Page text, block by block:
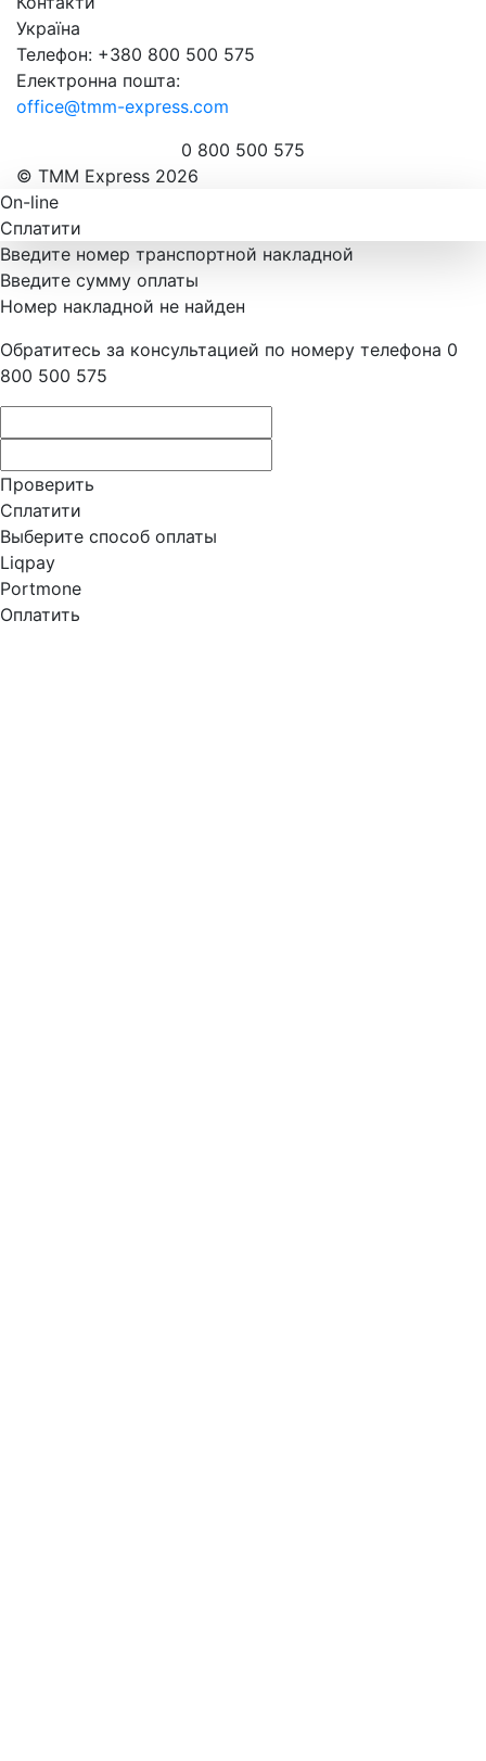
Україна
Телефон: +380 800 500 575
Електронна пошта:
office@tmm-express.com
0 800 500 575
© ТММ Express 2026
On-line
Сплатити
Введите номер транспортной накладной
Введите сумму оплаты
Номер накладной не найден
Обратитесь за консультацией по номеру телефона 0
800 500 575
Проверить
Сплатити
Выберите способ оплаты
Liqpay
Portmone
Оплатить